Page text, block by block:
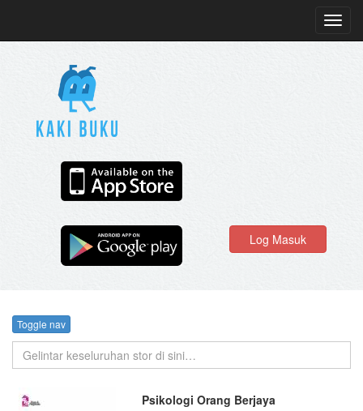
Log Masuk
Toggle nav
Psikologi Orang Berjaya